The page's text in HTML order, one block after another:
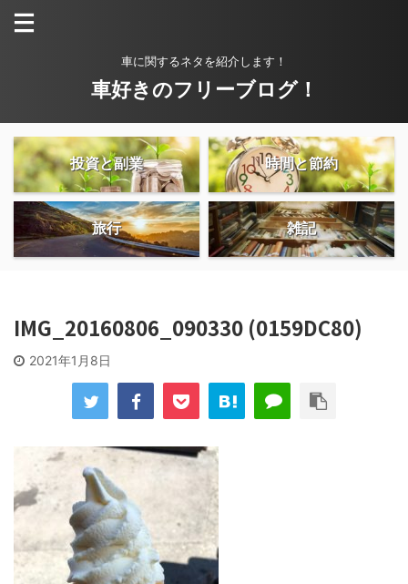
車に関するネタを紹介します！
車好きのフリーブログ！
投資と副業 時間と節約
旅行 雑記
IMG_20160806_090330 (0159DC80)
2021年1月8日